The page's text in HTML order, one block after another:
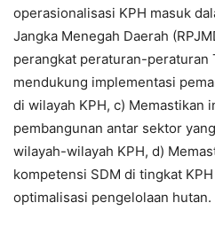
operasionalisasi KPH masuk
Jangka Menegah Daerah
perangkat peraturan-peraturan
mendukung implementasi
di wilayah KPH, c) Memastikan
pembangunan antar sektor
wilayah-wilayah KPH, d)
kompetensi SDM di tingkat
optimalisasi pengelolaan hutan.